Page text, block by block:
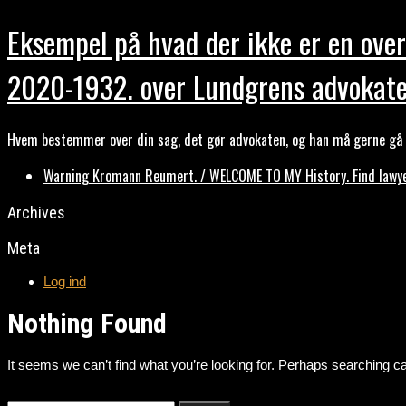
Eksempel på hvad der ikke er en
2020-1932. over Lundgrens
Hvem bestemmer over din sag, det gør advokaten, og han må gerne
Warning Kromann Reumert. / WELCOME TO MY History. Find
Archives
Meta
Log ind
Nothing Found
It seems we can’t find what you’re looking for. Perhaps searching